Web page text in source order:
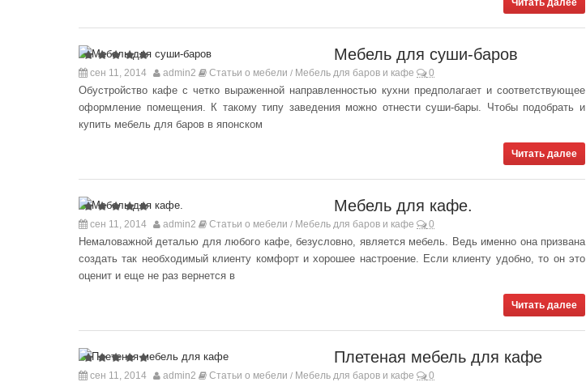
Читать далее
Мебель для суши-баров
сен 11, 2014 admin2 Статьи о мебели / Мебель для баров и кафе 0
Обустройство кафе с четко выраженной направленностью кухни предполагает и соответствующее
оформление помещения. К такому типу заведения можно отнести суши-бары. Чтобы подобрать и
купить мебель для баров в японском
Читать далее
Мебель для кафе.
сен 11, 2014 admin2 Статьи о мебели / Мебель для баров и кафе 0
Немаловажной деталью для любого кафе, безусловно, является мебель. Ведь именно она призвана
создать так необходимый клиенту комфорт и хорошее настроение. Если клиенту удобно, то он это
оценит и еще не раз вернется в
Читать далее
Плетеная мебель для кафе
сен 11, 2014 admin2 Статьи о мебели / Мебель для баров и кафе 0